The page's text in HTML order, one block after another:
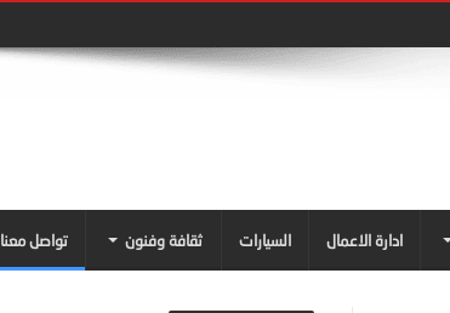
ادارة الاعمال السيارات ثقافة وفنون تواصل معنا